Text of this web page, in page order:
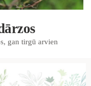
gan tirgū arvien